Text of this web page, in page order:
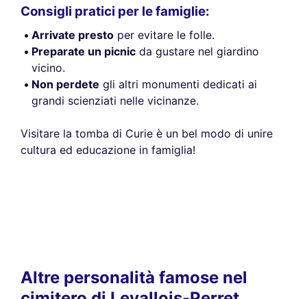
Consigli pratici per le famiglie:
Arrivate presto per evitare le folle.
Preparate un picnic da gustare nel giardino
vicino.
Non perdete gli altri monumenti dedicati ai
grandi scienziati nelle vicinanze.
Visitare la tomba di Curie è un bel modo di unire
cultura ed educazione in famiglia!
Altre personalità famose nel